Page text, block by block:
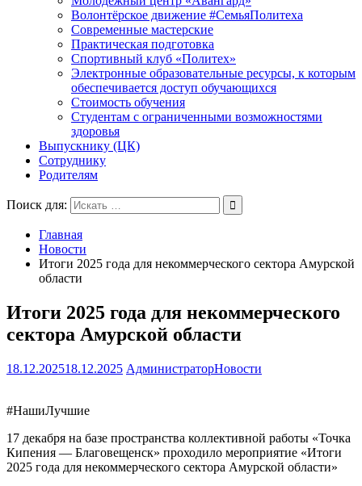
Волонтёрское движение #СемьяПолитеха
Современные мастерские
Практическая подготовка
Спортивный клуб «Политех»
Электронные образовательные ресурсы, к которым
обеспечивается доступ обучающихся
Стоимость обучения
Студентам с ограниченными возможностями
здоровья
Выпускнику (ЦК)
Сотруднику
Родителям
Поиск для:
Главная
Новости
Итоги 2025 года для некоммерческого сектора Амурской
области
Итоги 2025 года для некоммерческого
сектора Амурской области
18.12.202518.12.2025 АдминистраторНовости
#НашиЛучшие
17 декабря на базе пространства коллективной работы «Точка
Кипения — Благовещенск» проходило мероприятие «Итоги
2025 года для некоммерческого сектора Амурской области»